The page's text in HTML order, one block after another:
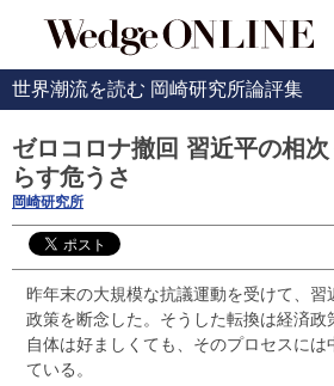
世界潮流を読む 岡崎研究所論評集
ゼロコロナ撤回 習近平の相
らす危うさ
岡崎研究所
昨年末の大規模な抗議運動を受けて、習
政策を断念した。そうした転換は経済政
自体は好ましくても、そのプロセスには
ている。